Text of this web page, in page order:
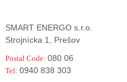
SMART ENERGO s.r.o.
Strojnícka 1, Prešov
Postal Code: 080 06
Tel: 0940 838 303